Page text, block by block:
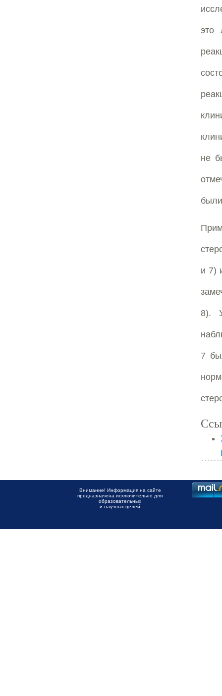
это
не
и 7)
8).
7
Внимание! Информация на сайте
предназначена исключительно для
образовательных
и научных целей